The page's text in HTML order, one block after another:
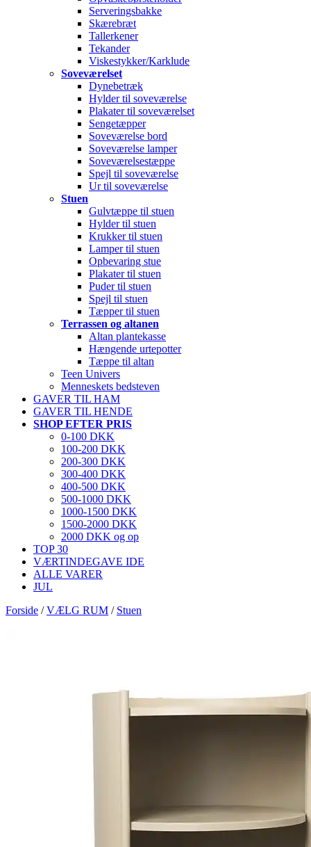
Serveringsbakke
Skærebræt
Tallerkener
Tekander
Viskestykker/Karklude
Soveværelset
Dynebetræk
Hylder til soveværelse
Plakater til soveværelset
Sengetæpper
Soveværelse bord
Soveværelse lamper
Soveværelsestæppe
Spejl til soveværelse
Ur til soveværelse
Stuen
Gulvtæppe til stuen
Hylder til stuen
Krukker til stuen
Lamper til stuen
Opbevaring stue
Plakater til stuen
Puder til stuen
Spejl til stuen
Tæpper til stuen
Terrassen og altanen
Altan plantekasse
Hængende urtepotter
Tæppe til altan
Teen Univers
Menneskets bedsteven
GAVER TIL HAM
GAVER TIL HENDE
SHOP EFTER PRIS
0-100 DKK
100-200 DKK
200-300 DKK
300-400 DKK
400-500 DKK
500-1000 DKK
1000-1500 DKK
1500-2000 DKK
2000 DKK og op
TOP 30
VÆRTINDEGAVE IDE
ALLE VARER
JUL
Forside /VÆLG RUM / Stuen